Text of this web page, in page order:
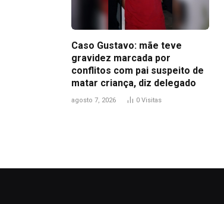
Caso Gustavo: mãe teve
gravidez marcada por
conflitos com pai suspeito de
matar criança, diz delegado
agosto 7, 2026 0 Visitas